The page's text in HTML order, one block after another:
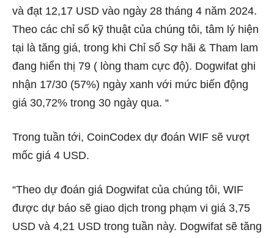
và đạt 12,17 USD vào ngày 28 tháng 4 năm 2024.
Theo các chỉ số kỹ thuật của chúng tôi, tâm lý hiện
tại là tăng giá, trong khi Chỉ số Sợ hãi & Tham lam
đang hiển thị 79 ( lòng tham cực độ). Dogwifat ghi
nhận 17/30 (57%) ngày xanh với mức biến động
giá 30,72% trong 30 ngày qua. “
Trong tuần tới, CoinCodex dự đoán WIF sẽ vượt
mốc giá 4 USD.
“Theo dự đoán giá Dogwifat của chúng tôi, WIF
được dự báo sẽ giao dịch trong phạm vi giá 3,75
USD và 4,21 USD trong tuần này. Dogwifat sẽ tăng